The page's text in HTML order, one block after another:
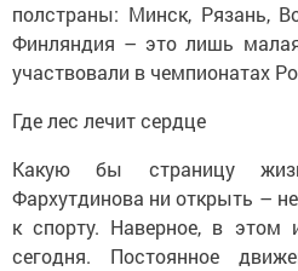
полстраны: Минск, Рязань,
Финляндия – это лишь
участвовали в чемпионатах
Где лес лечит сердце
Какую бы страницу
Фархутдинова ни открыть –
к спорту. Наверное, в этом
сегодня. Постоянное